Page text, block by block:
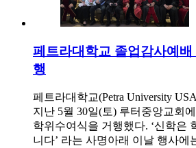
페트라대학교 졸업감사예배
행
페트라대학교(Petra University
지난 5월 30일(토) 루터중앙교회
학위수여식을 거행했다. ‘신학은
니다’ 라는 사명아래 이날 행사에